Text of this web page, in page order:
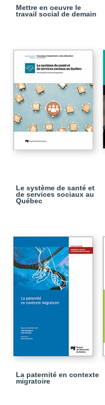
Mettre en oeuvre le
travail social de demain
Le système de santé et
de services sociaux au
Québec
La paternité en contexte
migratoire